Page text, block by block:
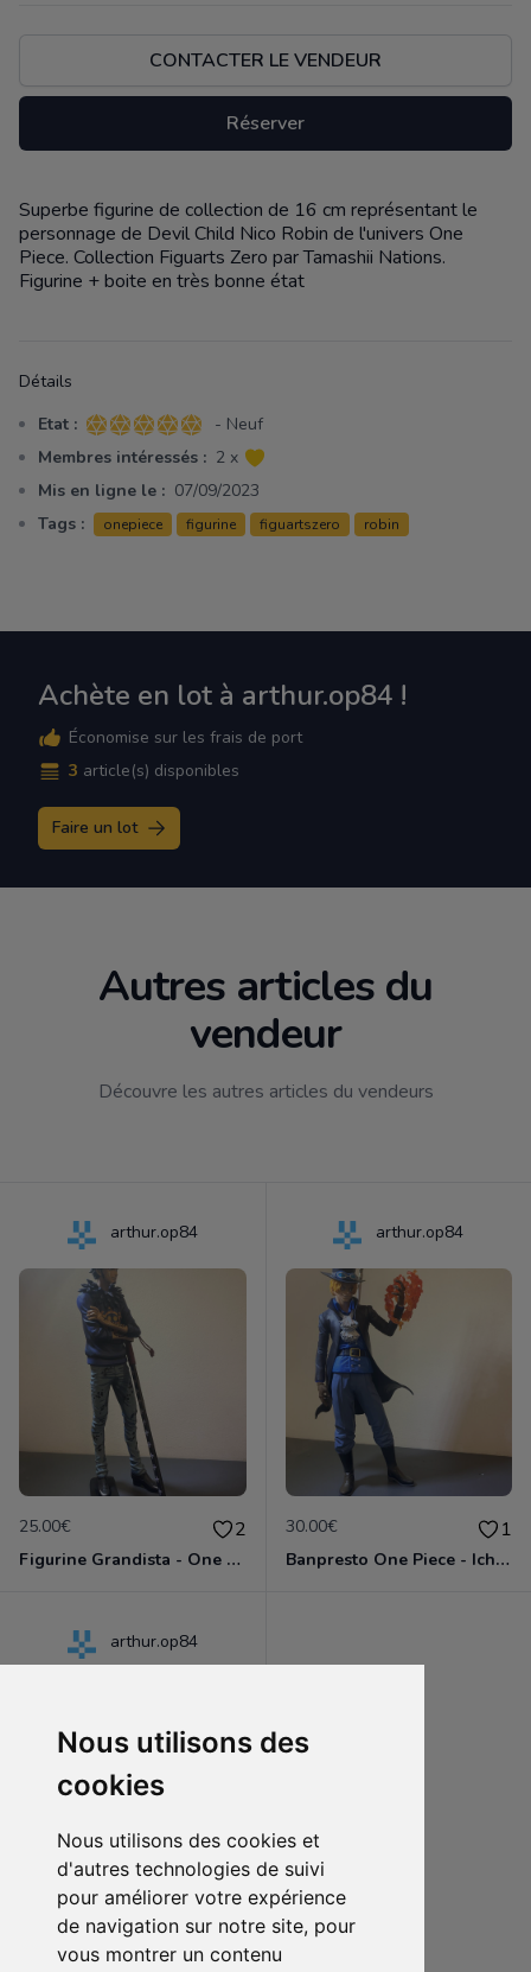
Nous utilisons des
cookies
Nous utilisons des cookies et
d'autres technologies de suivi
pour améliorer votre expérience
de navigation sur notre site, pour
vous montrer un contenu
CONTACTER LE VENDEUR
Réserver
Description
Superbe figurine de collection de 16 cm représentant le
personnage de Devil Child Nico Robin de l'univers One
Piece. Collection Figuarts Zero par Tamashii Nations.
Figurine + boite en très bonne état
Détails
Etat : 5 sur 5 étoiles
- Neuf
Membres intéressés : 2 x
Mis en ligne le : 07/09/2023
Tags :
onepiece figurine figuartszero robin
Achète en lot à arthur.op84 !
Économise sur les frais de port
3 article(s) disponibles
Faire un lot
Autres articles du
vendeur
Découvre les autres articles du vendeurs
arthur.op84
25.00€ 2
Figurine Grandista - One Piece - Trafalgar Law 30 Cm
arthur.op84
30.00€ 1
Banpresto One Piece - Ichibansho The Bonds of Brothers Sabo
arthur.op84
15.00€ 2